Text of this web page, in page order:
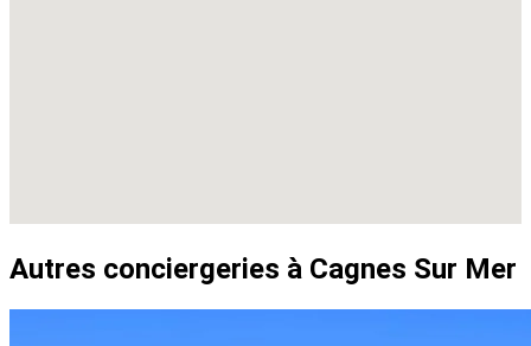
Autres conciergeries à Cagnes Sur Mer